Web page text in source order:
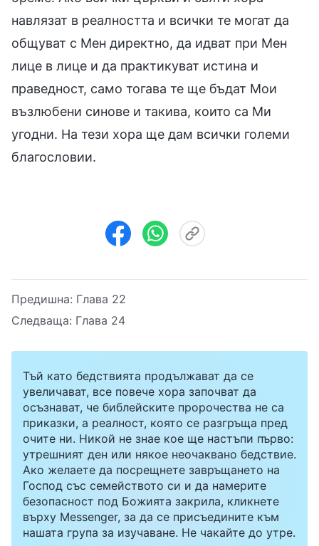
навлязат в реалността и всички те могат да
общуват с Мен директно, да идват при Мен
лице в лице и да практикуват истина и
праведност, само тогава те ще бъдат Мои
възлюбени синове и такива, които са Ми
угодни. На тези хора ще дам всички големи
благословии.
Предишна: Глава 22
Следваща: Глава 24
Тъй като бедствията продължават да се
увеличават, все повече хора започват да
осъзнават, че библейските пророчества не са
приказки, а реалност, която се разгръща пред
очите ни. Никой не знае кое ще настъпи първо:
утрешният ден или някое неочаквано бедствие.
Ако желаете да посрещнете завръщането на
Господ със семейството си и да намерите
безопасност под Божията закрила, кликнете
върху Messenger, за да се присъедините към
нашата група за изучаване. Не чакайте до утре.